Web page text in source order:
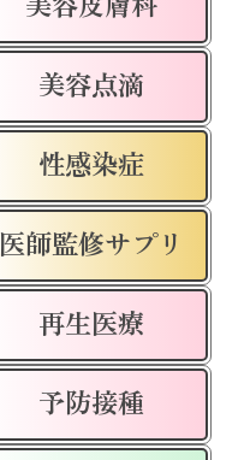
美容点滴
性感染症
医師監修サプリ
再生医療
予防接種